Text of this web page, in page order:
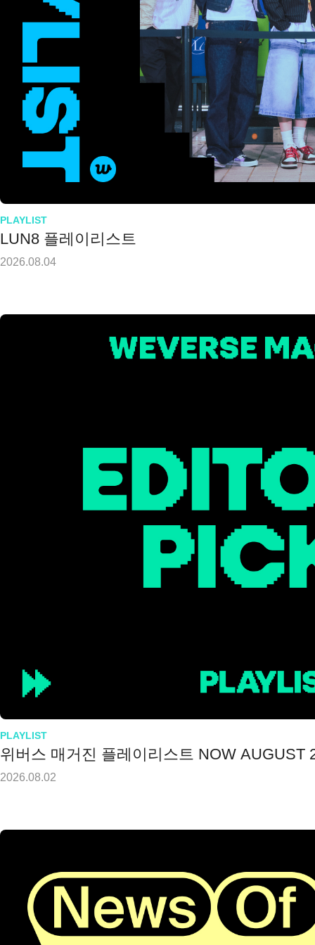
PLAYLIST
LUN8 플레이리스트
2026.08.04
PLAYLIST
위버스 매거진 플레이리스트 NOW AUGUST
2026.08.02